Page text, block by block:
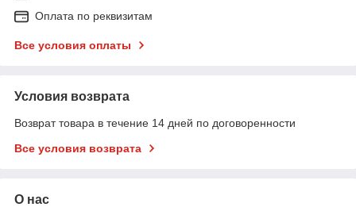
Оплата по реквизитам
Все условия оплаты
Условия возврата
Возврат товара в течение 14 дней по договоренности
Все условия возврата
О нас